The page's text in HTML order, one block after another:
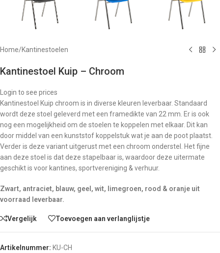
Home/Kantinestoelen
Kantinestoel Kuip – Chroom
Login to see prices
Kantinestoel Kuip chroom is in diverse kleuren leverbaar. Standaard
wordt deze stoel geleverd met een framedikte van 22 mm. Er is ook
nog een mogelijkheid om de stoelen te koppelen met elkaar. Dit kan
door middel van een kunststof koppelstuk wat je aan de poot plaatst.
Verder is deze variant uitgerust met een chroom onderstel. Het fijne
aan deze stoel is dat deze stapelbaar is, waardoor deze uitermate
geschikt is voor kantines, sportvereniging & verhuur.
Zwart, antraciet, blauw, geel, wit, limegroen, rood & oranje uit
voorraad leverbaar.
Vergelijk Toevoegen aan verlanglijstje
Artikelnummer: KU-CH